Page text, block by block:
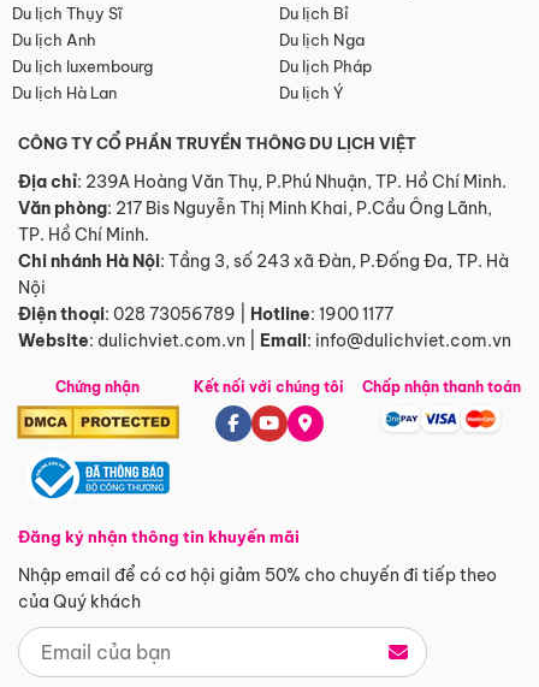
Du lịch Thụy Sĩ
Du lịch Bỉ
Du lịch Anh
Du lịch Nga
Du lịch luxembourg
Du lịch Pháp
Du lịch Hà Lan
Du lịch Ý
CÔNG TY CỔ PHẦN TRUYỀN THÔNG DU LỊCH VIỆT
Địa chỉ: 239A Hoàng Văn Thụ, P.Phú Nhuận, TP. Hồ Chí Minh.
Văn phòng: 217 Bis Nguyễn Thị Minh Khai, P.Cầu Ông Lãnh,
TP. Hồ Chí Minh.
Chi nhánh Hà Nội: Tầng 3, số 243 xã Đàn, P.Đống Đa, TP. Hà
Nội
Điện thoại: 028 73056789 Hotline: 1900 1177
Website: dulichviet.com.vn Email: info@dulichviet.com.vn
Chứng nhận
Đăng ký nhận thông tin khuyến mãi
Nhập email để có cơ hội giảm 50% cho chuyến đi tiếp theo
của Quý khách
Kết nối với chúng tôi Chấp nhận thanh toán